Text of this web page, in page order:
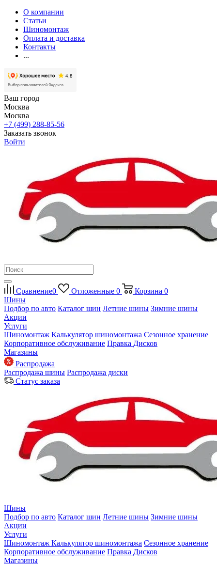
О компании
Статьи
Шиномонтаж
Оплата и доставка
Контакты
...
Ваш город
Москва
Москва
+7 (499) 288-85-56
Заказать звонок
Войти
Сравнение0 Отложенные 0 Корзина 0
Шины
Подбор по авто Каталог шин Летние шины Зимние шины
Акции
Услуги
Шиномонтаж Калькулятор шиномонтажа Сезонное хранение
Корпоративное обслуживание Правка Дисков
Магазины
Распродажа
Распродажа шины Распродажа диски
Статус заказа
Шины
Подбор по авто Каталог шин Летние шины Зимние шины
Акции
Услуги
Шиномонтаж Калькулятор шиномонтажа Сезонное хранение
Корпоративное обслуживание Правка Дисков
Магазины